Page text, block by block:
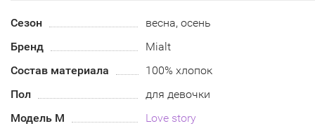
Сезон
весна, осень
Бренд
Mialt
Состав материала
100% хлопок
Пол
для девочки
Модель М
Love story